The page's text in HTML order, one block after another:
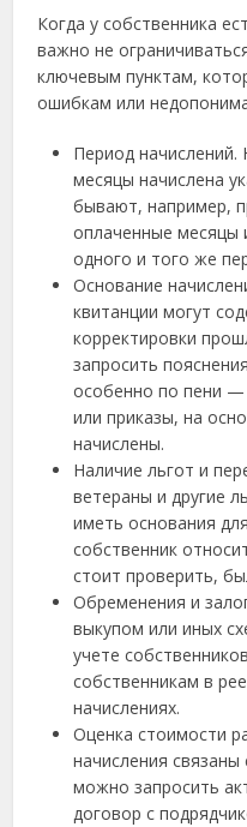
Когда у собственника
важно не
ключевым пунктам,
ошибкам или
Период начислений.
месяцы начислена
бывают, например,
оплаченные месяцы
одного и того же
Основание
квитанции могут
корректировки
запросить
особенно по пени —
или приказы, на
начислены.
Наличие льгот и
ветераны и другие
иметь основания
собственник
стоит проверить,
Обременения и
выкупом или иных
учете
собственникам в
начислениях.
Оценка стоимости
начисления
можно запросить
договор с